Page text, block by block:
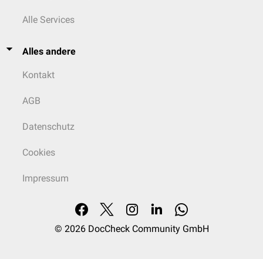
Alle Services
Alles andere
Kontakt
AGB
Datenschutz
Cookies
Impressum
© 2026 DocCheck Community GmbH